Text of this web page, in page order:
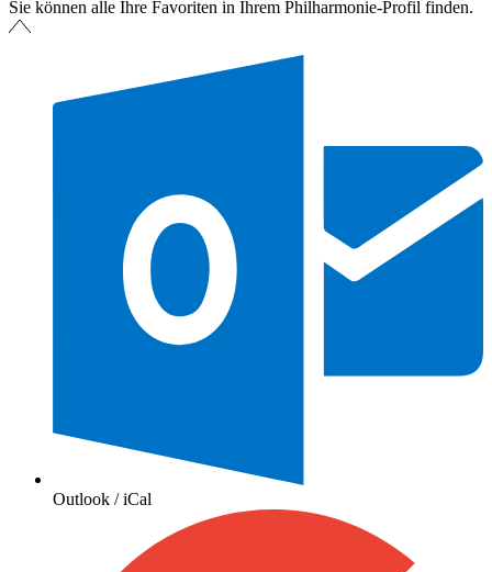
Sie können alle Ihre Favoriten in Ihrem Philharmonie-Profil finden.
Outlook / iCal